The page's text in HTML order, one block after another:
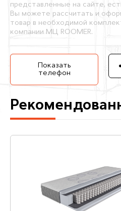
представленные на сайте,
Вы можете рассчитать и
товар в необходимой
компании МЦ ROOMER.
Показать
телефон